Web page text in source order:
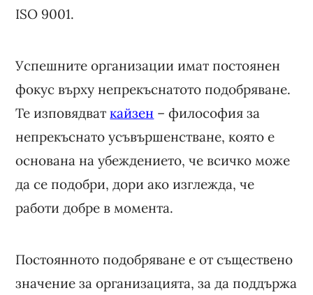
ISO 9001.
Успешните организации имат постоянен
фокус върху непрекъснатото подобряване.
Те изповядваткайзен – философия за
непрекъснато усъвършенстване, която е
основана на убеждението, че всичко може
да се подобри, дори ако изглежда, че
работи добре в момента.
Постоянното подобряване е от съществено
значение за организацията, за да поддържа